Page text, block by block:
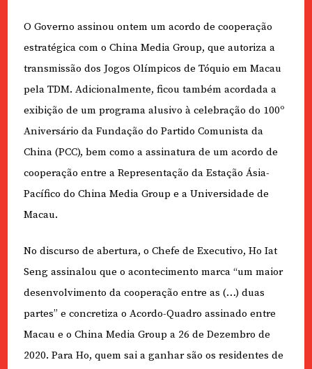
O Governo assinou ontem um acordo de cooperação
estratégica com o China Media Group, que autoriza a
transmissão dos Jogos Olímpicos de Tóquio em Macau
pela TDM. Adicionalmente, ficou também acordada a
exibição de um programa alusivo à celebração do 100º
Aniversário da Fundação do Partido Comunista da
China (PCC), bem como a assinatura de um acordo de
cooperação entre a Representação da Estação Ásia-
Pacífico do China Media Group e a Universidade de
Macau.
No discurso de abertura, o Chefe de Executivo, Ho Iat
Seng assinalou que o acontecimento marca “um maior
desenvolvimento da cooperação entre as (…) duas
partes” e concretiza o Acordo-Quadro assinado entre
Macau e o China Media Group a 26 de Dezembro de
2020. Para Ho, quem sai a ganhar são os residentes de